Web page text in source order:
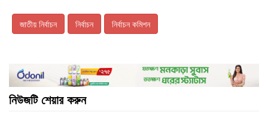
জাতীয় নির্বাচন নির্বাচন নির্বাচন কমিশন
নিউজটি শেয়ার করুন